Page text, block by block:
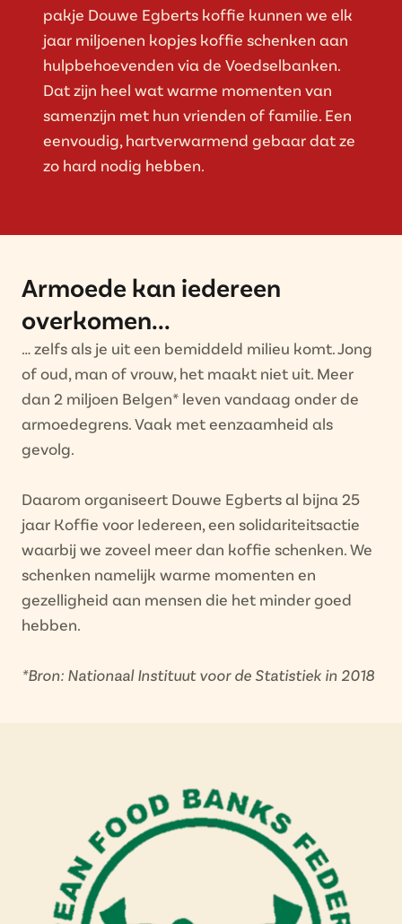
pakje Douwe Egberts koffie kunnen we elk
jaar miljoenen kopjes koffie schenken aan
hulpbehoevenden via de Voedselbanken.
Dat zijn heel wat warme momenten van
samenzijn met hun vrienden of familie. Een
eenvoudig, hartverwarmend gebaar dat ze
zo hard nodig hebben.
Armoede kan iedereen
overkomen...
… zelfs als je uit een bemiddeld milieu komt. Jong
of oud, man of vrouw, het maakt niet uit. Meer
dan 2 miljoen Belgen* leven vandaag onder de
armoedegrens. Vaak met eenzaamheid als
gevolg.
Daarom organiseert Douwe Egberts al bijna 25
jaar Koffie voor Iedereen, een solidariteitsactie
waarbij we zoveel meer dan koffie schenken. We
schenken namelijk warme momenten en
gezelligheid aan mensen die het minder goed
hebben.
*Bron: Nationaal Instituut voor de Statistiek in 2018